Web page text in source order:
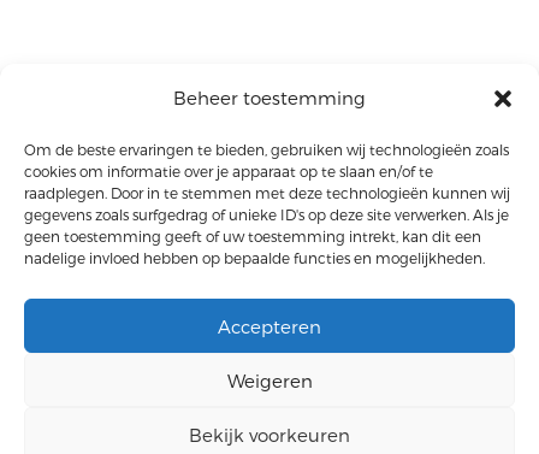
Beheer toestemming
Om de beste ervaringen te bieden, gebruiken wij technologieën zoals
cookies om informatie over je apparaat op te slaan en/of te
raadplegen. Door in te stemmen met deze technologieën kunnen wij
gegevens zoals surfgedrag of unieke ID's op deze site verwerken. Als je
geen toestemming geeft of uw toestemming intrekt, kan dit een
nadelige invloed hebben op bepaalde functies en mogelijkheden.
Accepteren
Weigeren
Bekijk voorkeuren
© Doopsgezinde Gemeente Aalsmeer
Privacyverklaring